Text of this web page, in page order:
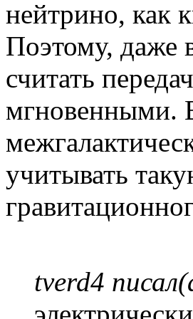
нейтрино, как
Поэтому, даже
считать
мгновенными.
учитывать
tverd4